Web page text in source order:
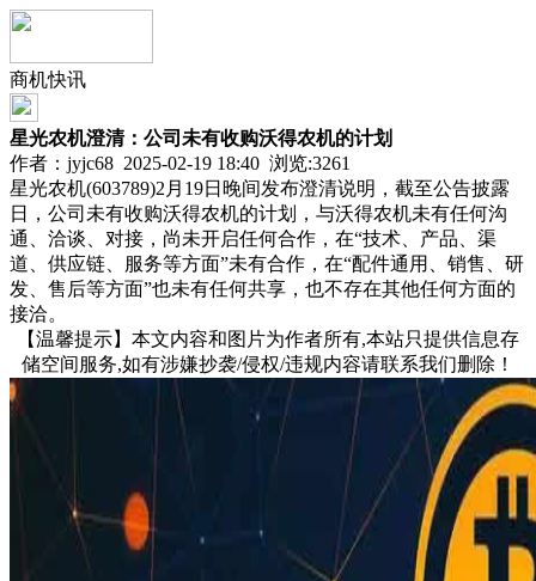
商机快讯
星光农机澄清：公司未有收购沃得农机的计划
作者：jyjc68 2025-02-19 18:40 浏览:3261
星光农机(603789)2月19日晚间发布澄清说明，截至公告披露
日，公司未有收购沃得农机的计划，与沃得农机未有任何沟
通、洽谈、对接，尚未开启任何合作，在“技术、产品、渠
道、供应链、服务等方面”未有合作，在“配件通用、销售、研
发、售后等方面”也未有任何共享，也不存在其他任何方面的
接洽。
【温馨提示】本文内容和图片为作者所有,本站只提供信息存
储空间服务,如有涉嫌抄袭/侵权/违规内容请联系我们删除！